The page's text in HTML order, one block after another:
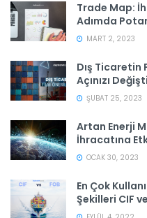
Trade Map:
Adımda
MART 2, 2023
Dış Ticaretin
Açınızı
ŞUBAT 25, 2023
Artan Enerji
İhracatına
OCAK 30, 2023
En Çok
Şekilleri CIF